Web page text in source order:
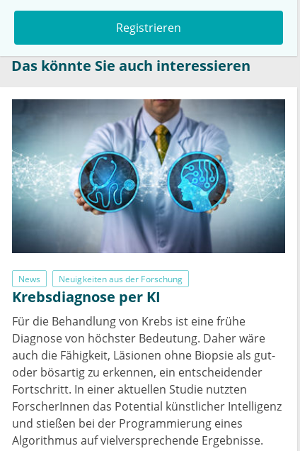
Registrieren
Das könnte Sie auch interessieren
News Neuigkeiten aus der Forschung
Krebsdiagnose per KI
Für die Behandlung von Krebs ist eine frühe
Diagnose von höchster Bedeutung. Daher wäre
auch die Fähigkeit, Läsionen ohne Biopsie als gut-
oder bösartig zu erkennen, ein entscheidender
Fortschritt. In einer aktuellen Studie nutzten
ForscherInnen das Potential künstlicher Intelligenz
und stießen bei der Programmierung eines
Algorithmus auf vielversprechende Ergebnisse.